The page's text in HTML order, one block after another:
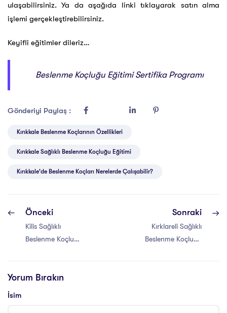
ulaşabilirsiniz. Ya da aşağıda linki tıklayarak satın alma
işlemi gerçekleştirebilirsiniz.
Keyifli eğitimler dileriz…
Beslenme Koçluğu Eğitimi Sertifika Programı
Gönderiyi Paylaş :
Kırıkkale Beslenme Koçlarının Özellikleri
Kırıkkale Sağlıklı Beslenme Koçluğu Eğitimi
Kırıkkale'de Beslenme Koçları Nerelerde Çalışabilir?
Önceki
Kilis Sağlıklı
Beslenme Koçluğu
Sonraki
Kırklareli Sağlıklı
Beslenme Koçluğu
Yorum Bırakın
İsim